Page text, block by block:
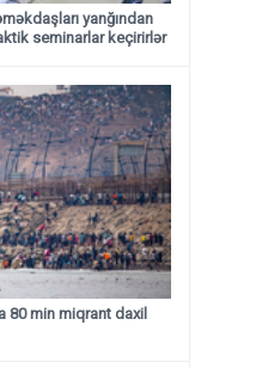
yanğından
seminarlar keçirirlər
80 min miqrant daxil